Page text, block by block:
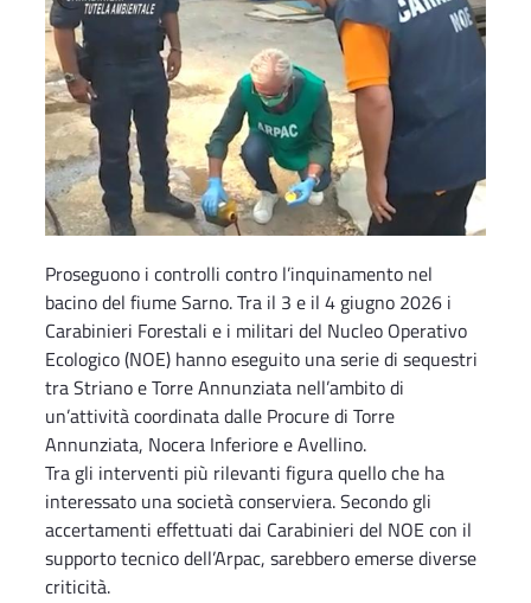
Proseguono i controlli contro l’inquinamento nel
bacino del fiume Sarno. Tra il 3 e il 4 giugno 2026 i
Carabinieri Forestali e i militari del Nucleo Operativo
Ecologico (NOE) hanno eseguito una serie di sequestri
tra Striano e Torre Annunziata nell’ambito di
un’attività coordinata dalle Procure di Torre
Annunziata, Nocera Inferiore e Avellino.
Tra gli interventi più rilevanti figura quello che ha
interessato una società conserviera. Secondo gli
accertamenti effettuati dai Carabinieri del NOE con il
supporto tecnico dell’Arpac, sarebbero emerse diverse
criticità.